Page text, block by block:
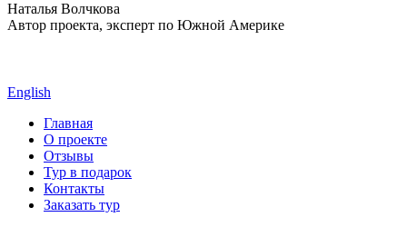
Наталья Волчкова
Автор проекта, эксперт по Южной Америке
English
Главная
О проекте
Отзывы
Тур в подарок
Контакты
Заказать тур